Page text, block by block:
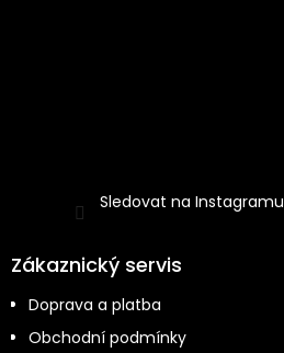
Sledovat na Instagramu
Zákaznický servis
Doprava a platba
Obchodní podmínky